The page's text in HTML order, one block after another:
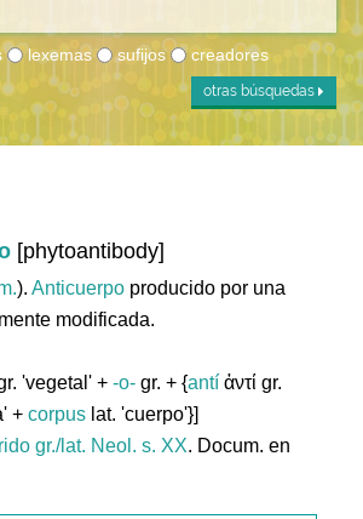
lexemas sufijos creadores
otras búsquedas
[phytoantibody]
).Anticuerpo producido por una
modificada.
'vegetal' +-o- gr. + {antí ἀντί gr.
+corpus lat. 'cuerpo'}]
gr./lat. Neol. s. XX. Docum. en